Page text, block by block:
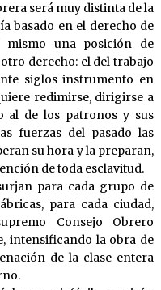
será muy distinta de la
basado en el derecho de
mismo una posición de
derecho: el del trabajo
siglos instrumento en
redimirse, dirigirse a
al de los patronos y sus
fuerzas del pasado las
su hora y la preparan,
de toda esclavitud.
para cada grupo de
para cada ciudad,
Consejo Obrero
intensificando la obra de
de la clase entera